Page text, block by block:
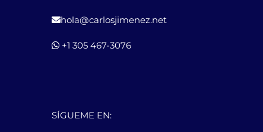
hola@carlosjimenez.net
+1 305 467-3076
SÍGUEME EN: